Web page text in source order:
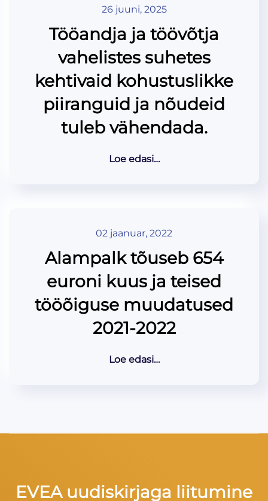
26 juuni, 2025
Tööandja ja töövõtja
vahelistes suhetes
kehtivaid kohustuslikke
piiranguid ja nõudeid
tuleb vähendada.
Loe edasi…
02 jaanuar, 2022
Alampalk tõuseb 654
euroni kuus ja teised
tööõiguse muudatused
2021-2022
Loe edasi…
EVEA uudiskirjaga liitumine